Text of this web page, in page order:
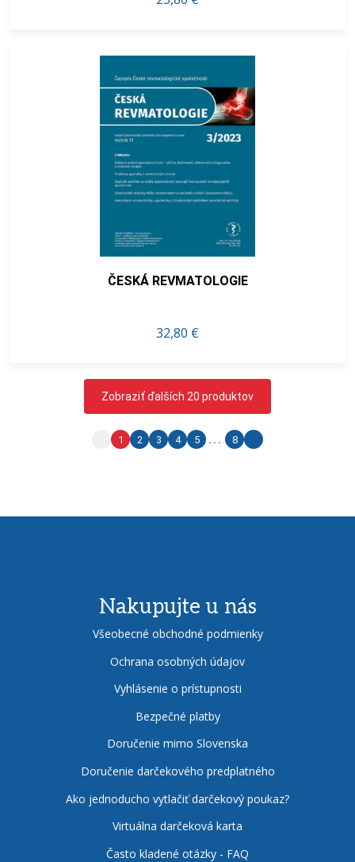
ČESKÁ REVMATOLOGIE
32,80 €
Zobraziť ďalších 20 produktov
1 2 3 4 5 ... 8
Nakupujte u nás
Všeobecné obchodné podmienky
Ochrana osobných údajov
Vyhlásenie o prístupnosti
Bezpečné platby
Doručenie mimo Slovenska
Doručenie darčekového predplatného
Ako jednoducho vytlačiť darčekový poukaz?
Virtuálna darčeková karta
Často kladené otázky - FAQ